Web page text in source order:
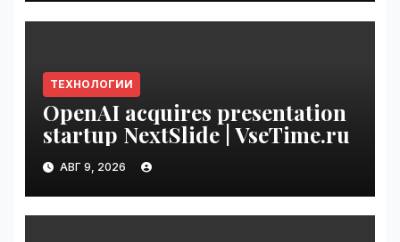
ТЕХНОЛОГИИ
OpenAI acquires presentation
startup NextSlide | VseTime.ru
АВГ 9, 2026